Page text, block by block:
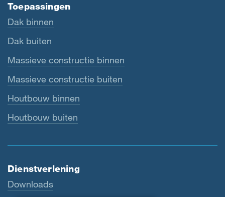
Toepassingen
Dak binnen
Dak buiten
Massieve constructie binnen
Massieve constructie buiten
Houtbouw binnen
Houtbouw buiten
Dienstverlening
Downloads